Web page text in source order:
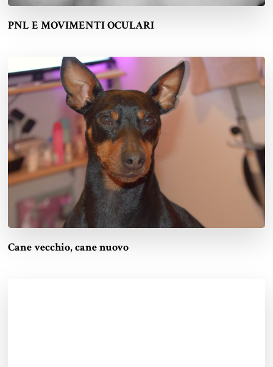
PNL E MOVIMENTI OCULARI
Cane vecchio, cane nuovo